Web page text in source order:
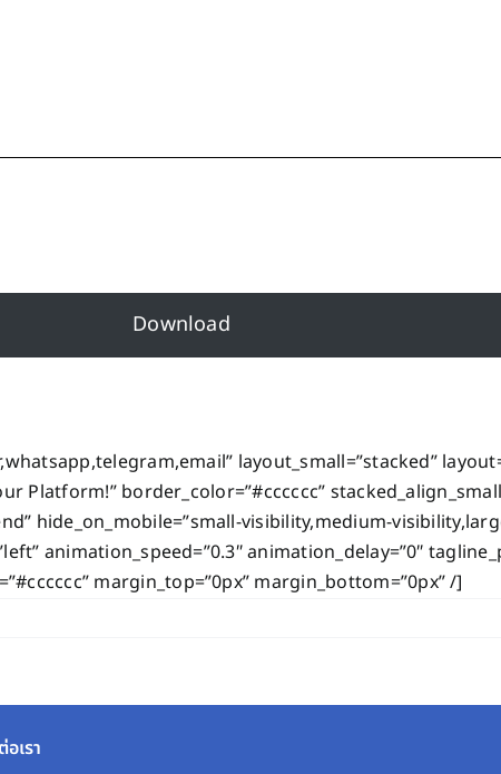
Download
layout_small=”stacked”
Platform!” border_color=”#cccccc”
hide_on_mobile=”small-visibility,medium-
animation_speed=”0.3″ animation_delay=”0″
margin_top=”0px” margin_bottom=”0px” /]
เรา